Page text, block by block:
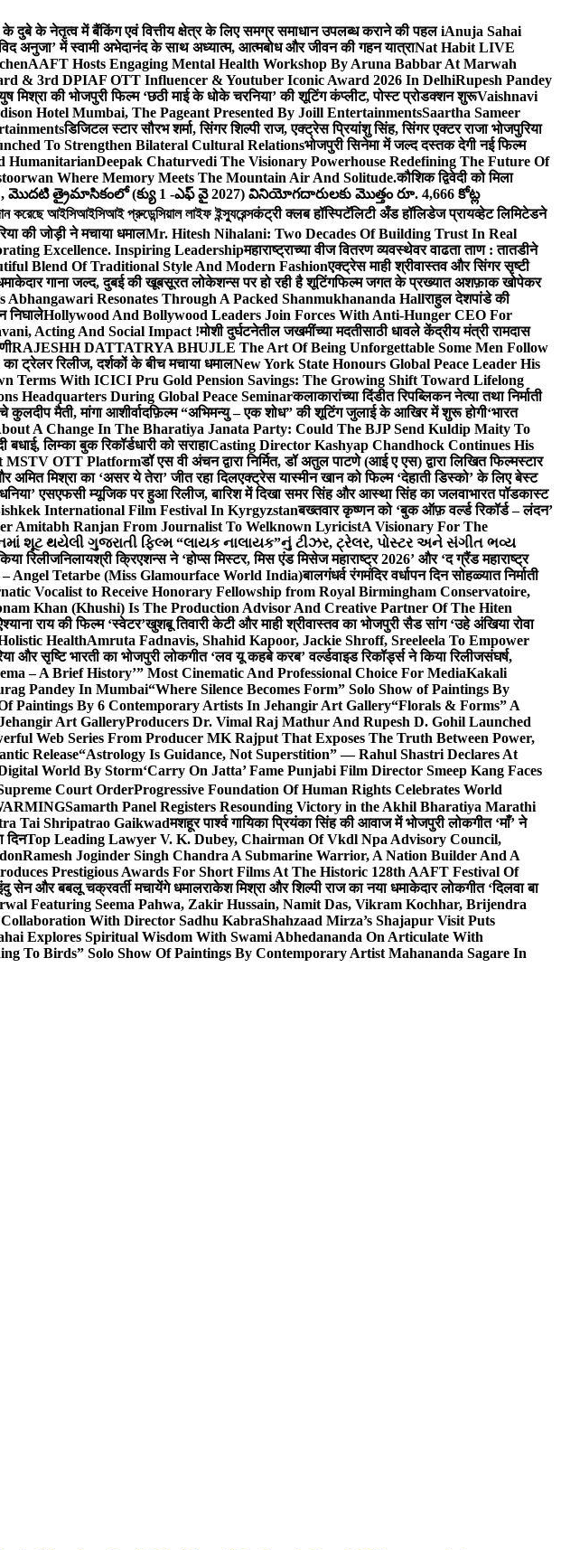
दुबे के नेतृत्व में बैंकिंग एवं वित्तीय क्षेत्र के लिए समग्र समाधान उपलब्ध कराने की पहल iAnuja Sahai
अनुजा’ में स्वामी अभेदानंद के साथ अध्यात्म, आत्मबोध और जीवन की गहन यात्राNat Habit LIVE
AAFT Hosts Engaging Mental Health Workshop By Aruna Babbar At Marwah
& 3rd DPIAF OTT Influencer & Youtuber Iconic Award 2026 In DelhiRupesh Pandey
मिश्रा की भोजपुरी फिल्म ‘छठी माई के धोके चरनिया’ की शूटिंग कंप्लीट, पोस्ट प्रोडक्शन शुरूVaishnavi
Hotel Mumbai, The Pageant Presented By Joill EntertainmentsSaartha Sameer
डिजिटल स्टार सौरभ शर्मा, सिंगर शिल्पी राज, एक्ट्रेस प्रियांशु सिंह, सिंगर एक्टर राजा भोजपुरिया
To Strengthen Bilateral Cultural Relationsभोजपुरी सिनेमा में जल्द दस्तक देगी नई फिल्म
HumanitarianDeepak Chaturvedi The Visionary Powerhouse Redefining The Future Of
Where Memory Meets The Mountain Air And Solitude.कौशिक द्विवेदी को मिला
, మొదటి త్రైమాసికంలో (క్యు 1 -ఎఫ్ వై 2027) వినియోగదారులకు మొత్తం రూ. 4,666 కోట్ల
করেছে আইসিআইসিআই প্রুডেন্সিয়াল লাইফ ইন্স্যুরেন্সकंट्री क्लब हॉस्पिटॅलिटी अँड हॉलिडेज प्रायव्हेट लिमिटेडने
की जोड़ी ने मचाया धमालMr. Hitesh Nihalani: Two Decades Of Building Trust In Real
Excellence. Inspiring Leadershipमहाराष्ट्राच्या वीज वितरण व्यवस्थेवर वाढता ताण : तातडीने
Blend Of Traditional Style And Modern Fashionएक्ट्रेस माही श्रीवास्तव और सिंगर सृष्टी
गाना जल्द, दुबई की खूबसूरत लोकेशन्स पर हो रही है शूटिंगफिल्म जगत के प्रख्यात अशफ़ाक खोपेकर
Abhangawari Resonates Through A Packed Shanmukhananda Hallराहुल देशपांडे की
निघालेHollywood And Bollywood Leaders Join Forces With Anti-Hunger CEO For
Acting And Social Impact !मोशी दुर्घटनेतील जखमींच्या मदतीसाठी धावले केंद्रीय मंत्री रामदास
RAJESHH DATTATRYA BHUJLE The Art Of Being Unforgettable Some Men Follow
का ट्रेलर रिलीज, दर्शकों के बीच मचाया धमालNew York State Honours Global Peace Leader His
Terms With ICICI Pru Gold Pension Savings: The Growing Shift Toward Lifelong
Headquarters During Global Peace Seminarकलाकारांच्या दिंडीत रिपब्लिकन नेत्या तथा निर्माती
मैती, मांगा आशीर्वादफ़िल्म “अभिमन्यु – एक शोध” की शूटिंग जुलाई के आखिर में शुरू होगी‘भारत
A Change In The Bharatiya Janata Party: Could The BJP Send Kuldip Maity To
लिम्का बुक रिकॉर्डधारी को सराहाCasting Director Kashyap Chandhock Continues His
MSTV OTT Platformडॉ एस वी अंचन द्वारा निर्मित, डॉ अतुल पाटणे (आई ए एस) द्वारा लिखित फिल्मस्टार
अमित मिश्रा का ‘असर ये तेरा’ जीत रहा दिलएक्ट्रेस यास्मीन खान को फिल्म ‘देहाती डिस्को’ के लिए बेस्ट
धनिया’ एसएफसी म्यूजिक पर हुआ रिलीज, बारिश में दिखा समर सिंह और आस्था सिंह का जलवाभारत पॉडकास्ट
International Film Festival In Kyrgyzstanबख्तवार कृष्णन को ‘बुक ऑफ़ वर्ल्ड रिकॉर्ड – लंदन’
Amitabh Ranjan From Journalist To Welknown LyricistA Visionary For The
શૂટ થયેલી ગુજરાતી ફિલ્મ “લાયક નાલાયક”નું ટીઝર, ટ્રેલર, પોસ્ટર અને સંગીત ભવ્ય
रिलीजनिलायश्री क्रिएशन्स ने ‘होप्स मिस्टर, मिस एंड मिसेज महाराष्ट्र 2026’ और ‘द ग्रैंड महाराष्ट्र
Angel Tetarbe (Miss Glamourface World India)बालगंधर्व रंगमंदिर वर्धापन दिन सोहळ्यात निर्माती
Vocalist to Receive Honorary Fellowship from Royal Birmingham Conservatoire,
Khan (Khushi) Is The Production Advisor And Creative Partner Of The Hiten
राय की फिल्म ‘स्वेटर’खुशबू तिवारी केटी और माही श्रीवास्तव का भोजपुरी सैड सांग ‘उहे अंखिया रोवा
HealthAmruta Fadnavis, Shahid Kapoor, Jackie Shroff, Sreeleela To Empower
और सृष्टि भारती का भोजपुरी लोकगीत ‘लव यू कहबे करब’ वर्ल्डवाइड रिकॉर्ड्स ने किया रिलीजसंघर्ष,
– A Brief History’” Most Cinematic And Professional Choice For MediaKakali
Pandey In Mumbai“Where Silence Becomes Form” Solo Show of Paintings By
Paintings By 6 Contemporary Artists In Jehangir Art Gallery“Florals & Forms” A
Art GalleryProducers Dr. Vimal Raj Mathur And Rupesh D. Gohil Launched
Web Series From Producer MK Rajput That Exposes The Truth Between Power,
Release“Astrology Is Guidance, Not Superstition” — Rahul Shastri Declares At
Digital World By Storm‘Carry On Jatta’ Fame Punjabi Film Director Smeep Kang Faces
Court OrderProgressive Foundation Of Human Rights Celebrates World
Samarth Panel Registers Resounding Victory in the Akhil Bharatiya Marathi
Tai Shripatrao Gaikwadमशहूर पार्श्व गायिका प्रियंका सिंह की आवाज में भोजपुरी लोकगीत ‘माँ’ ने
दिनTop Leading Lawyer V. K. Dubey, Chairman Of Vkdl Npa Advisory Council,
Ramesh Joginder Singh Chandra A Submarine Warrior, A Nation Builder And A
Prestigious Awards For Short Films At The Historic 128th AAFT Festival Of
सेन और बबलू चक्रवर्ती मचायेंगे धमालराकेश मिश्रा और शिल्पी राज का नया धमाकेदार लोकगीत ‘दिलवा बा
Featuring Seema Pahwa, Zakir Hussain, Namit Das, Vikram Kochhar, Brijendra
With Director Sadhu KabraShahzaad Mirza’s Shajapur Visit Puts
Explores Spiritual Wisdom With Swami Abhedananda On Articulate With
To Birds” Solo Show Of Paintings By Contemporary Artist Mahananda Sagare In